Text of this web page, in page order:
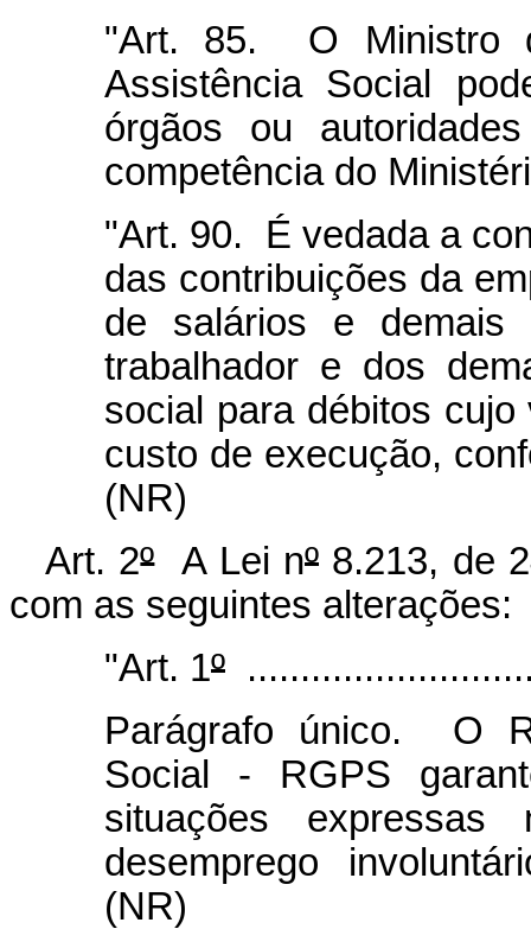
"Art. 85. O Ministro
Assistência Social
órgãos ou
competência do
"Art. 90. É vedada a
das contribuições da
de salários e demais
trabalhador e dos
social para débitos
custo de execução,
(NR)
Art. 2ºA Lei nº 8.213, de
com as seguintes alterações:
"Art. 1º
Parágrafo único. O
Social - RGPS
situações
desemprego
(NR)